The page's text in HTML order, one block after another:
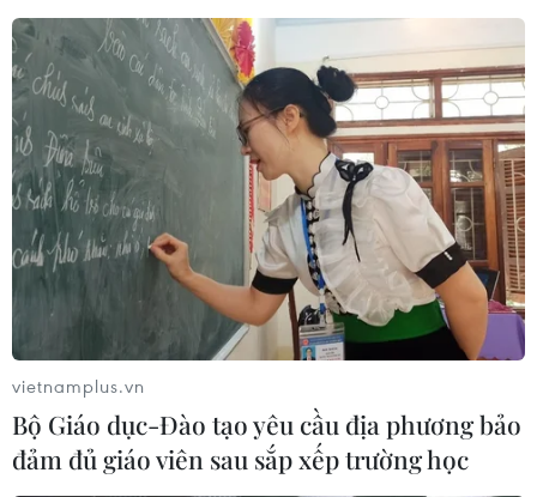
Iran công bố thời điểm phản hồi văn bản
cuối cùng của EU về JCPOA
15/08/2022 12:21
Tehran sẽ phản hồi văn bản "cuối cùng" của EU vào
nửa đêm 15/8, đồng thời kêu gọi Mỹ thể hiện sự linh
hoạt trong việc khôi phục thỏa thuận hạt nhân Kế hoạch
hành động chung toàn diện năm 2015.
vietnamplus.vn
Bộ Giáo dục-Đào tạo yêu cầu địa phương bảo
đảm đủ giáo viên sau sắp xếp trường học